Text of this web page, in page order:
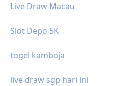
Live Draw Macau
Slot Depo 5K
togel kamboja
live draw sgp hari ini